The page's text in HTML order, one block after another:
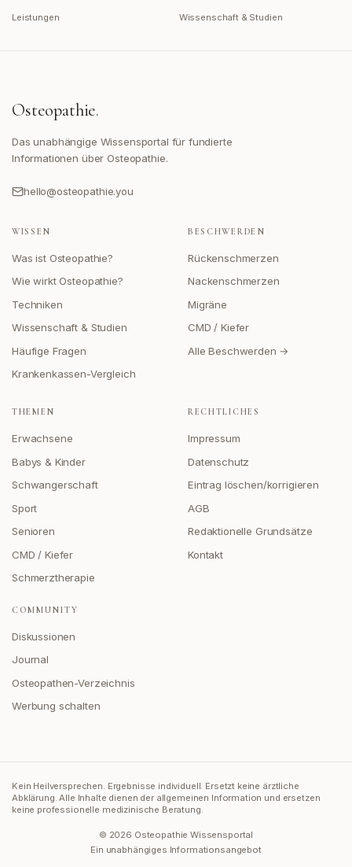
Leistungen Wissenschaft & Studien
Osteopathie.
Das unabhängige Wissensportal für fundierte
Informationen über Osteopathie.
hello@osteopathie.you
WISSEN
Was ist Osteopathie?
Wie wirkt Osteopathie?
Techniken
Wissenschaft & Studien
Häufige Fragen
Krankenkassen-Vergleich
BESCHWERDEN
Rückenschmerzen
Nackenschmerzen
Migräne
CMD / Kiefer
Alle Beschwerden →
THEMEN
Erwachsene
Babys & Kinder
Schwangerschaft
Sport
Senioren
CMD / Kiefer
Schmerztherapie
COMMUNITY
Diskussionen
Journal
Osteopathen-Verzeichnis
Werbung schalten
RECHTLICHES
Impressum
Datenschutz
Eintrag löschen/korrigieren
AGB
Redaktionelle Grundsätze
Kontakt
Kein Heilversprechen. Ergebnisse individuell. Ersetzt keine ärztliche
Abklärung. Alle Inhalte dienen der allgemeinen Information und ersetzen
keine professionelle medizinische Beratung.
© 2026 Osteopathie Wissensportal
Ein unabhängiges Informationsangebot